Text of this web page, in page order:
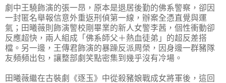
劇中王驍飾演的張一昂，原本是退居後勤的佛系警察，卻因
一封匿名舉報信意外重返刑偵第一線，辦案全憑直覺與運
氣；田曦薇則飾演警校剛畢業的新人女警李茜，個性衝動卻
反應超快，兩人組成「佛系師父＋熱血徒弟」的超反差搭
檔。另一邊，王傳君飾演的暴躁反派周榮，因身邊一群豬隊
友頻頻出包，讓整部劇笑點密集到幾乎沒有冷場。
田曦薇繼在古裝劇《逐玉》中從殺豬娘戰成女將軍後，這回